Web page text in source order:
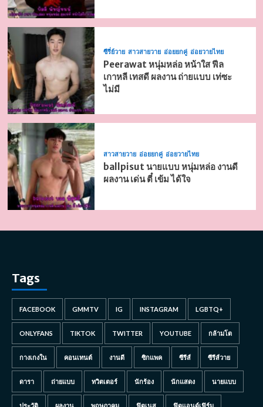
ซีรี่ย์วาย สาวสายวาย อ่อยยกคู่ อ่อยวายไทย
Peerawat หนุ่มหล่อ หน้าใส ฟีล
เกาหลี เทสดี ผลงาน ถ่ายแบบ เท่ซะ
ไม่มี
สาวสายวาย อ่อยยกคู่ อ่อยวายไทย
ballpisut นายแบบ หนุ่มหล่อ งานดี
ผลงาน เด่น ตี๋ เข้ม ได้ใจ
Tags
FACEBOOK GMMTV IG INSTAGRAM LGBTQ+
ONLYFANS TIKTOK TWITTER YOUTUBE กล้ามโต
กางเกงใน คอนเทนต์ งานดี ซิกแพค ซีรีส์ ซีรีส์วาย
ดารา ถ่ายแบบ ทวิตเตอร์ นักร้อง นักแสดง นายแบบ